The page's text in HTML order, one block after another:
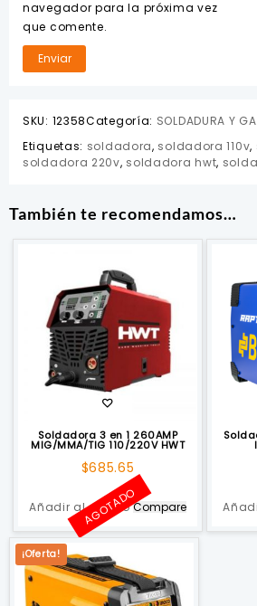
navegador para la próxima vez
que comente.
SKU: 12358Categoría: SOLDADURA Y
Etiquetas: soldadora, soldadora 110v,
soldadora 220v, soldadora hwt,
También te recomendamos…
Soldadora 3 en 1 260AMP
MIG/MMA/TIG 110/220V HWT
$685.65
Añadir al carrito
AGOTADOCompare
¡Oferta!